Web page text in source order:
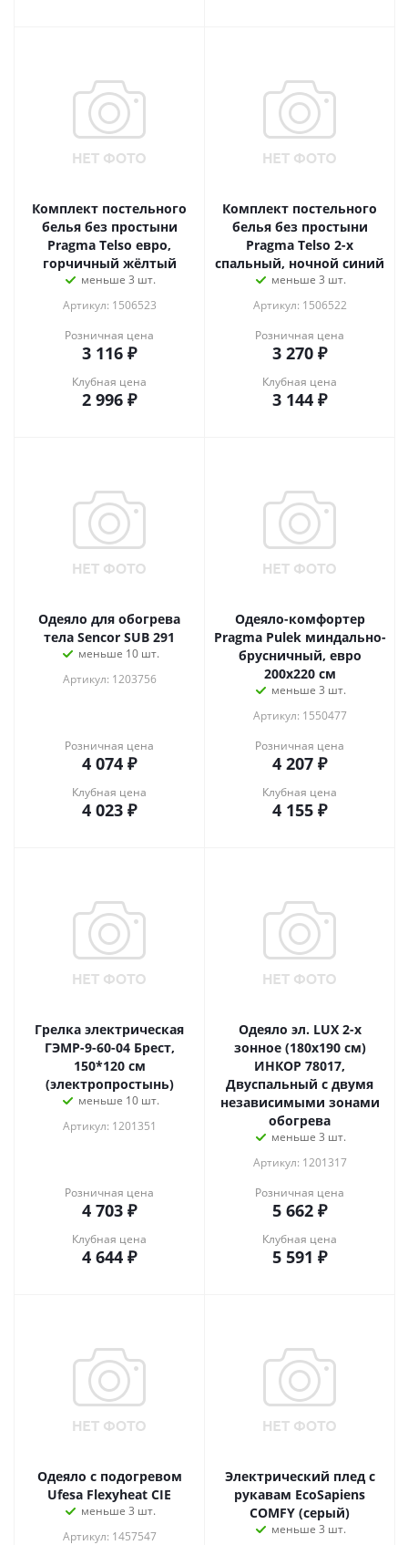
Комплект постельного
белья без простыни
Pragma Telso евро,
горчичный жёлтый
меньше 3 шт.
Артикул: 1506523
Розничная цена
3 116 ₽
Клубная цена
2 996 ₽
Комплект постельного
белья без простыни
Pragma Telso 2-х
спальный, ночной синий
меньше 3 шт.
Артикул: 1506522
Розничная цена
3 270 ₽
Клубная цена
3 144 ₽
Одеяло для обогрева
тела Sencor SUB 291
меньше 10 шт.
Артикул: 1203756
Розничная цена
4 074 ₽
Клубная цена
4 023 ₽
Одеяло-комфортер
Pragma Pulek миндально-
брусничный, евро
200х220 см
меньше 3 шт.
Артикул: 1550477
Розничная цена
4 207 ₽
Клубная цена
4 155 ₽
Грелка электрическая
ГЭМР-9-60-04 Брест,
150*120 см
(электропростынь)
меньше 10 шт.
Артикул: 1201351
Розничная цена
4 703 ₽
Клубная цена
4 644 ₽
Одеяло эл. LUX 2-х
зонное (180х190 см)
ИНКОР 78017,
Двуспальный с двумя
независимыми зонами
обогрева
меньше 3 шт.
Артикул: 1201317
Розничная цена
5 662 ₽
Клубная цена
5 591 ₽
Одеяло с подогревом
Ufesa Flexyheat CIE
меньше 3 шт.
Артикул: 1457547
Электрический плед с
рукавам EcoSapiens
COMFY (серый)
меньше 3 шт.